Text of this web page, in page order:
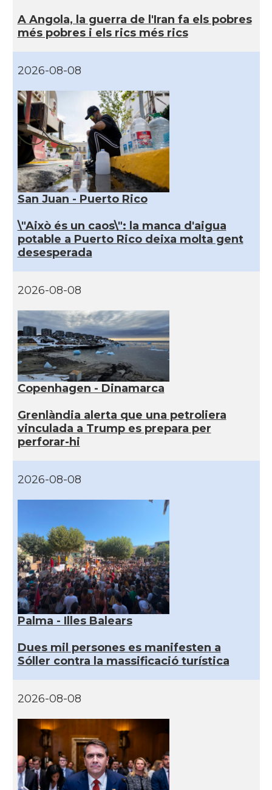
A Angola, la guerra de l'Iran fa els pobres
més pobres i els rics més rics
2026-08-08
San Juan - Puerto Rico
\"Això és un caos\": la manca d'aigua
potable a Puerto Rico deixa molta gent
desesperada
2026-08-08
Copenhagen - Dinamarca
Grenlàndia alerta que una petroliera
vinculada a Trump es prepara per
perforar-hi
2026-08-08
Palma - Illes Balears
Dues mil persones es manifesten a
Sóller contra la massificació turística
2026-08-08